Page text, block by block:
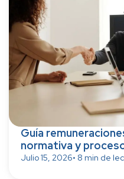
Guía
normativa y
Julio 15, 2026• 8 min de